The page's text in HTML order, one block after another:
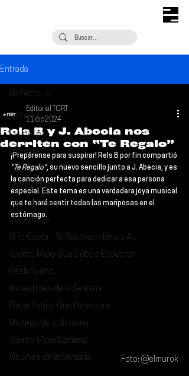
Entrada
All Posts
Escúchalo
Noticias
¿Qué Plan?
Entrevistas
Descubrimiento Semanal
Coberturas
Si Te Gusta... Te Recomendamos A...
Talento Mexa Que Debes Escuchar
Flash Round
Imperdibles de la Semana
Poder Latino Que Descubrir
Mejores de la Semana
Talento Mexa Semanal
Álbumes de la Semana
All Posts
Rels B y J. Abecia nos
derriten con “Te Regalo”
Editorial TORT
11 dic 2024
¡Prepárense para suspirar! Rels B por fin compartió
"Te Regalo", su nuevo sencillo junto a J. Abecia, y es
la canción perfecta para dedicar a esa persona
especial. Este tema es una verdadera joya musical
que te hará sentir todas las mariposas en el
estómago.
Foto: @elmurok